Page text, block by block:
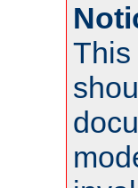
This